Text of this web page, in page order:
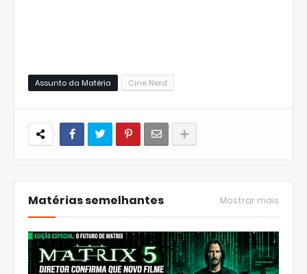
Assunto da Matéria Cine Nerd
Matérias semelhantes Mostrar mais